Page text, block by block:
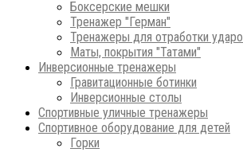
Боксерские мешки
Тренажер "Герман"
Тренажеры для отработки
Маты, покрытия "Татами"
Инверсионные тренажеры
Гравитационные ботинки
Инверсионные столы
Спортивные уличные тренажеры
Спортивное оборудование для детей
Горки